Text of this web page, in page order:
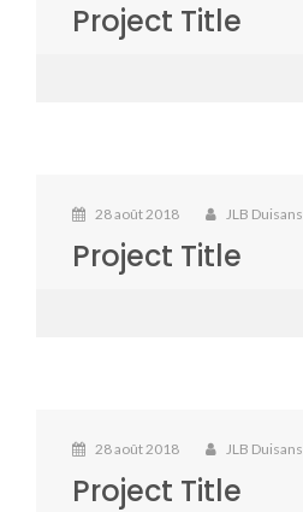
Project Title
28 août 2018 JLB Duisans
Project Title
28 août 2018 JLB Duisans
Project Title